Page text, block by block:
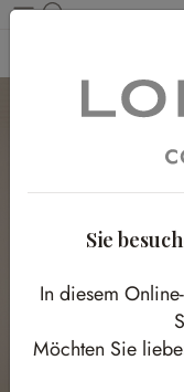
Sie
In diesem
Möchten Sie